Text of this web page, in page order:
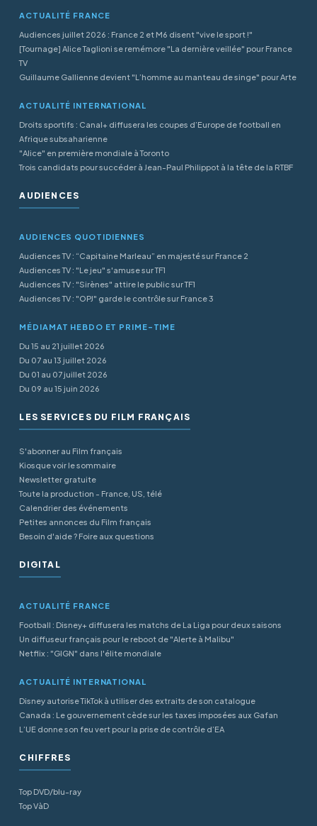
ACTUALITÉ FRANCE
Audiences juillet 2026 : France 2 et M6 disent "vive le sport !"
[Tournage] Alice Taglioni se remémore "La dernière veillée" pour France
TV
Guillaume Gallienne devient "L’homme au manteau de singe" pour Arte
ACTUALITÉ INTERNATIONAL
Droits sportifs : Canal+ diffusera les coupes d’Europe de football en
Afrique subsaharienne
"Alice" en première mondiale à Toronto
Trois candidats pour succéder à Jean-Paul Philippot à la tête de la RTBF
AUDIENCES
AUDIENCES QUOTIDIENNES
Audiences TV : “Capitaine Marleau” en majesté sur France 2
Audiences TV : "Le jeu" s'amuse sur TF1
Audiences TV : "Sirènes" attire le public sur TF1
Audiences TV : "OPJ" garde le contrôle sur France 3
MÉDIAMAT HEBDO ET PRIME-TIME
Du 15 au 21 juillet 2026
Du 07 au 13 juillet 2026
Du 01 au 07 juillet 2026
Du 09 au 15 juin 2026
LES SERVICES DU FILM FRANÇAIS
S'abonner au Film français
Kiosque voir le sommaire
Newsletter gratuite
Toute la production - France, US, télé
Calendrier des événements
Petites annonces du Film français
Besoin d'aide ? Foire aux questions
DIGITAL
ACTUALITÉ FRANCE
Football : Disney+ diffusera les matchs de La Liga pour deux saisons
Un diffuseur français pour le reboot de "Alerte à Malibu"
Netflix : "GIGN" dans l'élite mondiale
ACTUALITÉ INTERNATIONAL
Disney autorise TikTok à utiliser des extraits de son catalogue
Canada : Le gouvernement cède sur les taxes imposées aux Gafan
L’UE donne son feu vert pour la prise de contrôle d’EA
CHIFFRES
Top DVD/blu-ray
Top VàD